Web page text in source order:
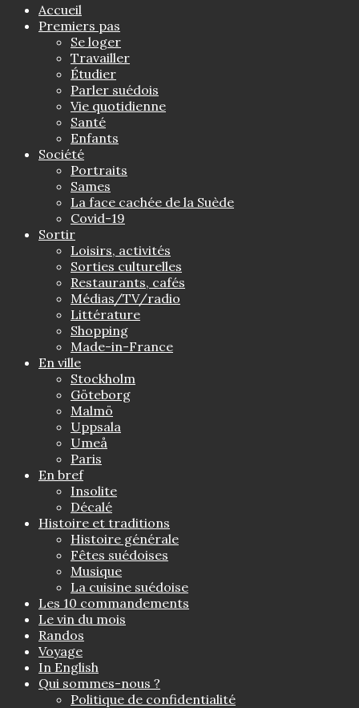
Accueil
Premiers pas
Se loger
Travailler
Étudier
Parler suédois
Vie quotidienne
Santé
Enfants
Société
Portraits
Sames
La face cachée de la Suède
Covid-19
Sortir
Loisirs, activités
Sorties culturelles
Restaurants, cafés
Médias/TV/radio
Littérature
Shopping
Made-in-France
En ville
Stockholm
Göteborg
Malmö
Uppsala
Umeå
Paris
En bref
Insolite
Décalé
Histoire et traditions
Histoire générale
Fêtes suédoises
Musique
La cuisine suédoise
Les 10 commandements
Le vin du mois
Randos
Voyage
In English
Qui sommes-nous ?
Politique de confidentialité